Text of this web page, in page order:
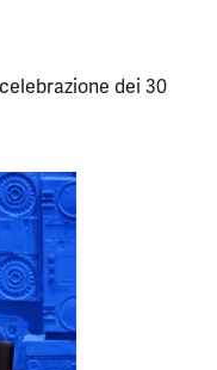
dei 30